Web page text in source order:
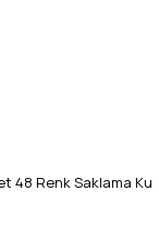
48 Renk Saklama